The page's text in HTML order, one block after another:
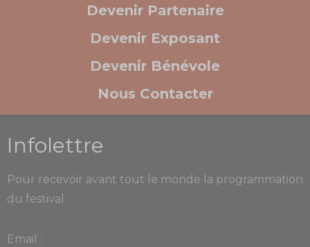
Devenir Partenaire
Devenir Exposant
Devenir Bénévole
Nous Contacter
Infolettre
Pour recevoir avant tout le monde la programmation
du festival
Email :